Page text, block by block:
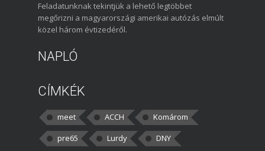
Feladatunknak tekintjük a lehető legtöbbet
megőrizni a magyarországi amerikai autózás elmúlt
közel három évtizedéről.
NAPLÓ
CÍMKÉK
meet ACCH
Komárom
pre65
Lurdy
DNY